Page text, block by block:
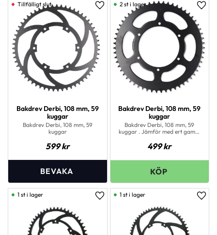
Bakdrev Derbi, 108 mm, 59
kuggar
Bakdrev Derbi, 108 mm, 59
kuggar
599kr
Lägg till i favoriter
Bakdrev Derbi, 108 mm, 59
kuggar
Bakdrev Derbi, 108 mm, 59
kuggar . Jämför med ert gamla
499kr
2 st i lager
Lägg till i favoriter
1 st i lager 1 st i lager